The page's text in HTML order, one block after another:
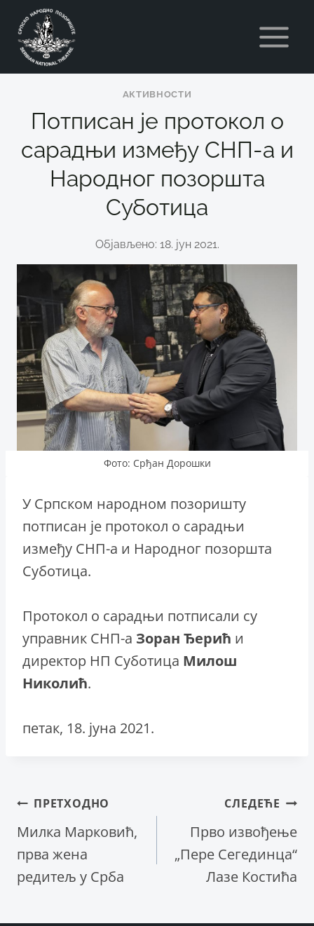
content
АКТИВНОСТИ
Потписан је протокол о
сарадњи између СНП-а и
Народног позоршта
Суботица
Објављено: 18. јун 2021.
Фото: Срђан Дорошки
У Српском народном позоришту
потписан је протокол о сарадњи
између СНП-а и Народног позоршта
Суботица.
Протокол о сарадњи потписали су
управник СНП-а Зоран Ђерић и
директор НП Суботица Милош
Николић.
петак, 18. јуна 2021.
Кретање
чланка
ПРЕТХОДНО
Милка Марковић,
прва жена
редитељ у Срба
СЛЕДЕЋЕ
Прво извођење
„Пере Сегединца“
Лазе Костића